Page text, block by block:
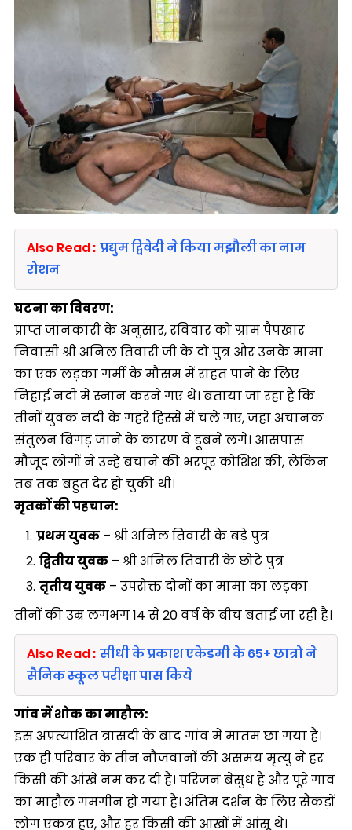
Also Read : प्रद्युम द्विवेदी ने किया मझौली का नाम
रोशन
घटना का विवरण:
प्राप्त जानकारी के अनुसार, रविवार को ग्राम पैपखार
निवासी श्री अनिल तिवारी जी के दो पुत्र और उनके मामा
का एक लड़का गर्मी के मौसम में राहत पाने के लिए
निहाई नदी में स्नान करने गए थे। बताया जा रहा है कि
तीनों युवक नदी के गहरे हिस्से में चले गए, जहां अचानक
संतुलन बिगड़ जाने के कारण वे डूबने लगे। आसपास
मौजूद लोगों ने उन्हें बचाने की भरपूर कोशिश की, लेकिन
तब तक बहुत देर हो चुकी थी।
मृतकों की पहचान:
प्रथम युवक – श्री अनिल तिवारी के बड़े पुत्र
द्वितीय युवक – श्री अनिल तिवारी के छोटे पुत्र
तृतीय युवक – उपरोक्त दोनों का मामा का लड़का
तीनों की उम्र लगभग 14 से 20 वर्ष के बीच बताई जा रही है।
Also Read : सीधी के प्रकाश एकेडमी के 65+ छात्रो ने
सैनिक स्कूल परीक्षा पास किये
गांव में शोक का माहौल:
इस अप्रत्याशित त्रासदी के बाद गांव में मातम छा गया है।
एक ही परिवार के तीन नौजवानों की असमय मृत्यु ने हर
किसी की आंखें नम कर दी हैं। परिजन बेसुध हैं और पूरे गांव
का माहौल गमगीन हो गया है। अंतिम दर्शन के लिए सैकड़ों
लोग एकत्र हुए, और हर किसी की आंखों में आंसू थे।